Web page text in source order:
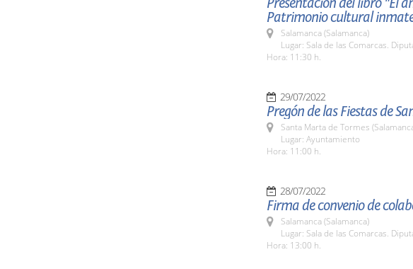
Patrimonio cultural
Salamanca (Salamanca)
Lugar: Sala de las Comarcas.
Hora: 11:30 h.
29/07/2022
Pregón de las Fiestas de
Santa Marta de Tormes
Lugar: Ayuntamiento
Hora: 11:00 h.
28/07/2022
Firma de convenio de
Salamanca (Salamanca)
Lugar: Sala de las Comarcas.
Hora: 13:00 h.